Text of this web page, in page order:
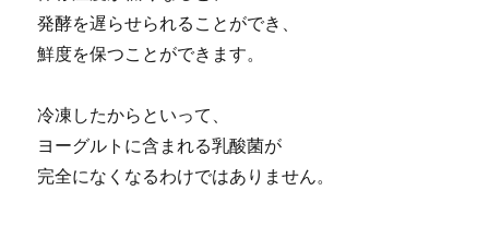
発酵を遅らせられることができ、
鮮度を保つことができます。
冷凍したからといって、
ヨーグルトに含まれる乳酸菌が
完全になくなるわけではありません。